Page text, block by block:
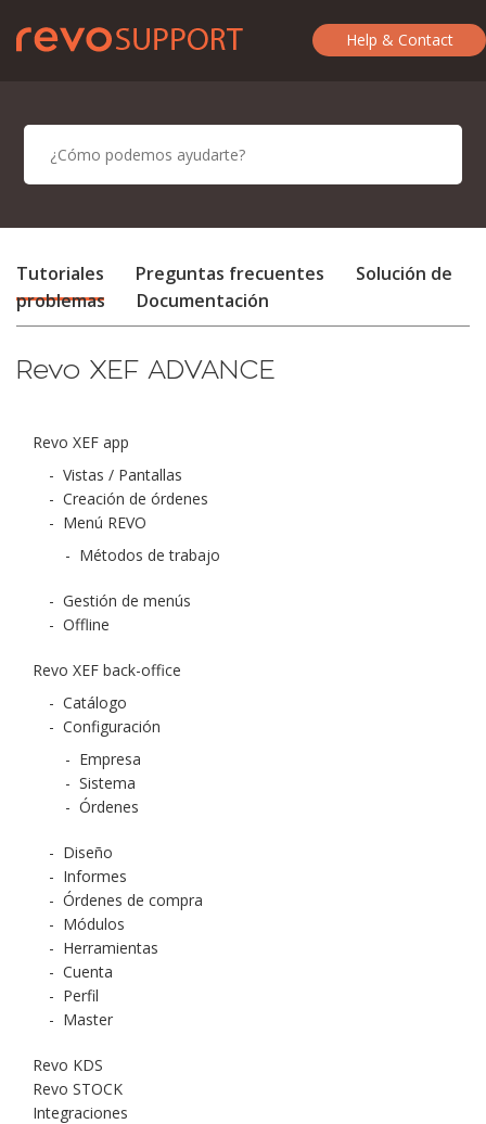
Help & Contact
Tutoriales Preguntas frecuentes
Solución de
problemas
Documentación
Revo XEF ADVANCE
Revo XEF app
- Vistas / Pantallas
- Creación de órdenes
- Menú REVO
- Métodos de trabajo
- Gestión de menús
- Offline
Revo XEF back-office
- Catálogo
- Configuración
- Empresa
- Sistema
- Órdenes
- Diseño
- Informes
- Órdenes de compra
- Módulos
- Herramientas
- Cuenta
- Perfil
- Master
Revo KDS
Revo STOCK
Integraciones